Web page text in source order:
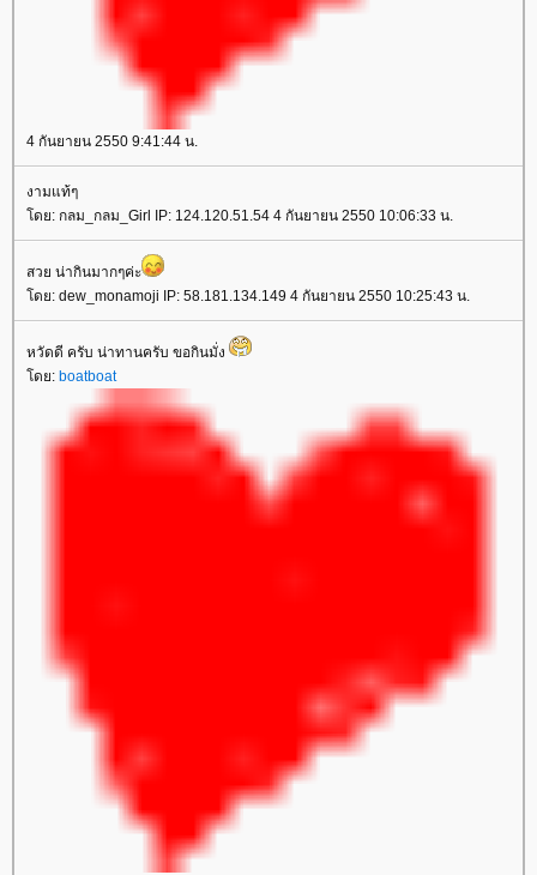
4 กันยายน 2550 9:41:44 น.
งามแท้ๆ
โดย: กลม_กลม_Girl IP: 124.120.51.54 4 กันยายน 2550 10:06:33 น.
สวย น่ากินมากๆค่ะ
โดย: dew_monamoji IP: 58.181.134.149 4 กันยายน 2550 10:25:43 น.
หวัดดี ครับ น่าทานครับ ขอกินมั่ง
โดย: boatboat